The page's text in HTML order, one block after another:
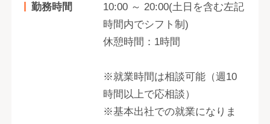
勤務時間
10:00 ～ 20:00(土日を含む左記
時間内でシフト制)
休憩時間：1時間
※就業時間は相談可能（週10
時間以上で応相談）
※基本出社での就業になりま